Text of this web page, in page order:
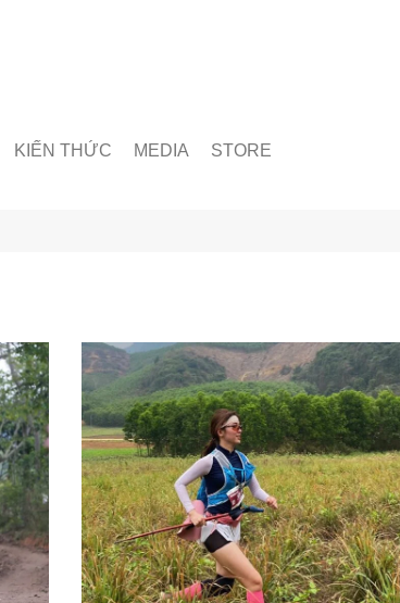
KIẾN THỨC MEDIA STORE